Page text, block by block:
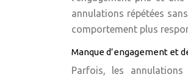
annulations répétées
comportement plus
Manque d’engagement et
Parfois, les